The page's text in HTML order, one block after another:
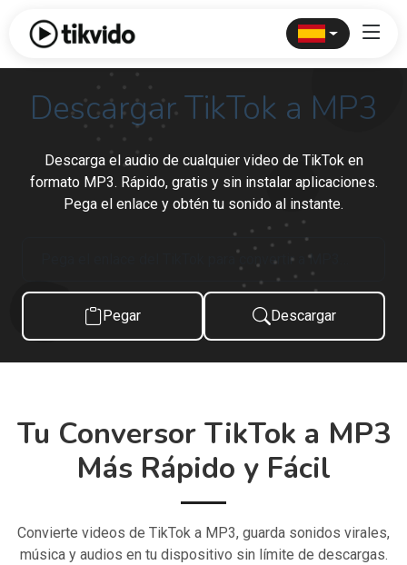
Descargar TikTok a MP3
Descarga el audio de cualquier video de TikTok en
formato MP3. Rápido, gratis y sin instalar aplicaciones.
Pega el enlace y obtén tu sonido al instante.
Pegar Descargar
Tu Conversor TikTok a MP3
Más Rápido y Fácil
Convierte videos de TikTok a MP3, guarda sonidos virales,
música y audios en tu dispositivo sin límite de descargas.